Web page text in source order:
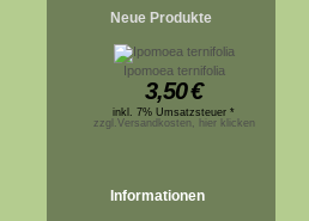
Neue Produkte
Ipomoea ternifolia
3,50€
inkl. 7% Umsatzsteuer *
zzgl.Versandkosten, hier klicken
Informationen